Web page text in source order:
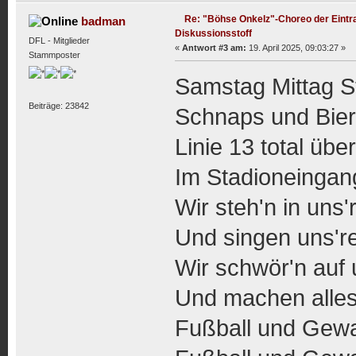
badman
DFL - Mitglieder
Stammposter
Beiträge: 23842
Re: "Böhse Onkelz"-Choreo der
Diskussionsstoff
« Antwort #3 am: 19. April 2025, 09:03:27 »
Samstag Mittag
Schnaps und
Linie 13 total
Im
Wir steh'n in
Und singen
Wir schwör'n auf
Und machen
Fußball und